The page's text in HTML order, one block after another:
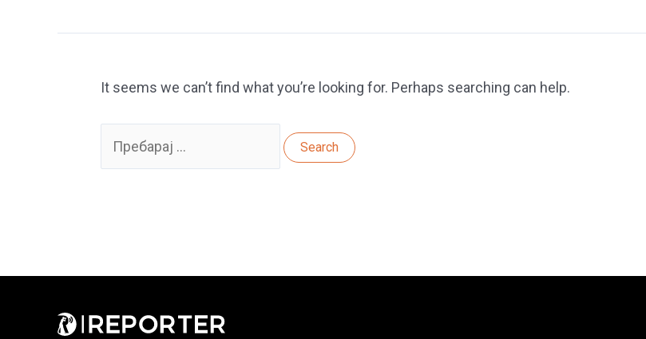
It seems we can’t find what you’re looking for. Perhaps searching can help.
for: